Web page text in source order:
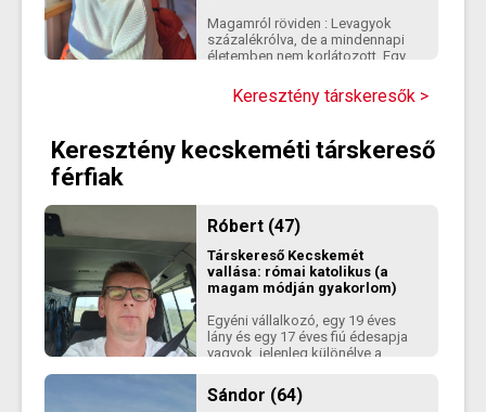
Magamról röviden : Levagyok
százalékrólva, de a mindennapi
életemben nem korlátozott. Egy
élettel.☺️Keresztény társkeresők >
Keresztény kecskeméti társkereső
férfiak
Róbert (47)
Társkereső Kecskemét
vallása: római katolikus (a
magam módján gyakorlom)
Egyéni vállalkozó, egy 19 éves
lány és egy 17 éves fiú édesapja
vagyok, jelenleg különélve a
egy tanyát, aminek a felújítása
gőzerővel zajlik. Bár ez a projekt
Sándor (64)